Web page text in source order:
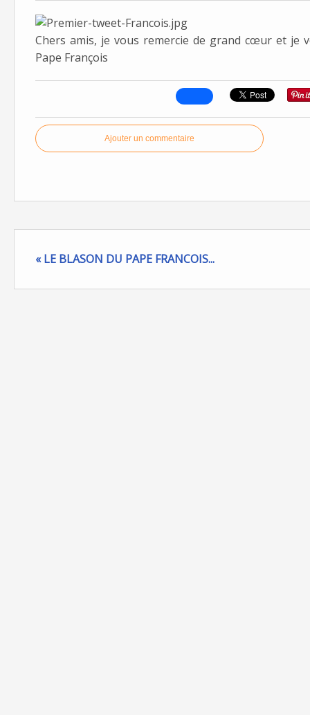
Chers amis, je vous remercie de grand cœur et je
Pape François
Ajouter un commentaire
« LE BLASON DU PAPE FRANCOIS...